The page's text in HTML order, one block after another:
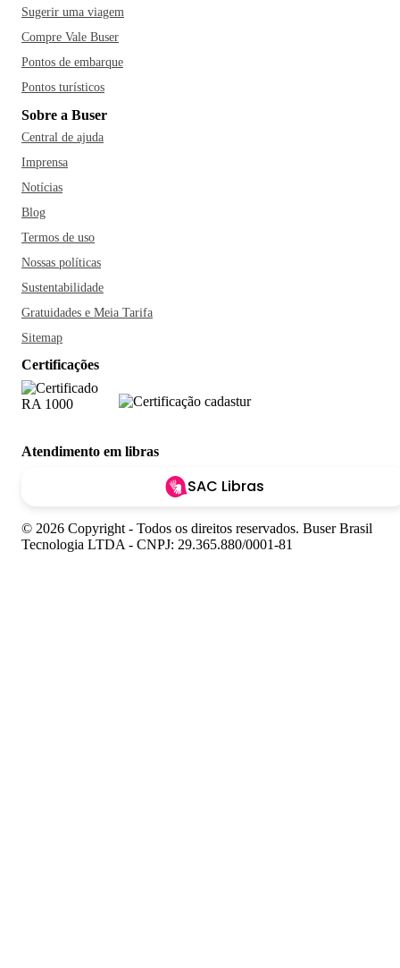
Sugerir uma viagem
Compre Vale Buser
Pontos de embarque
Pontos turísticos
Sobre a Buser
Central de ajuda
Imprensa
Notícias
Blog
Termos de uso
Nossas políticas
Sustentabilidade
Gratuidades e Meia Tarifa
Sitemap
Certificações
Atendimento em libras
SAC Libras
© 2026 Copyright - Todos os direitos reservados. Buser Brasil
Tecnologia LTDA - CNPJ: 29.365.880/0001-81